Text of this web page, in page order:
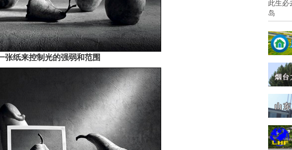
张纸来控制光的强弱和范围
此生必
岛